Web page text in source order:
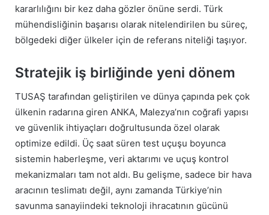
kararlılığını bir kez daha gözler önüne serdi. Türk
mühendisliğinin başarısı olarak nitelendirilen bu süreç,
bölgedeki diğer ülkeler için de referans niteliği taşıyor.
Stratejik iş birliğinde yeni dönem
TUSAŞ tarafından geliştirilen ve dünya çapında pek çok
ülkenin radarına giren ANKA, Malezya’nın coğrafi yapısı
ve güvenlik ihtiyaçları doğrultusunda özel olarak
optimize edildi. Üç saat süren test uçuşu boyunca
sistemin haberleşme, veri aktarımı ve uçuş kontrol
mekanizmaları tam not aldı. Bu gelişme, sadece bir hava
aracının teslimatı değil, aynı zamanda Türkiye’nin
savunma sanayiindeki teknoloji ihracatının gücünü